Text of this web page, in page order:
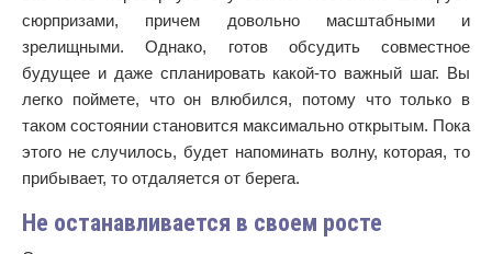
сюрпризами, причем довольно масштабными и
зрелищными. Однако, готов обсудить совместное
будущее и даже спланировать какой-то важный шаг. Вы
легко поймете, что он влюбился, потому что только в
таком состоянии становится максимально открытым. Пока
этого не случилось, будет напоминать волну, которая, то
прибывает, то отдаляется от берега.
Не останавливается в своем росте